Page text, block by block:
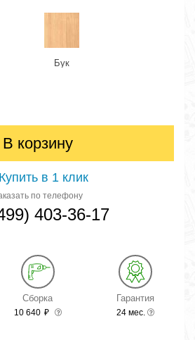
Бук
В корзину
Купить в 1 клик
по телефону
403-36-17
Сборка
10 640 ₽
Гарантия
24 мес.